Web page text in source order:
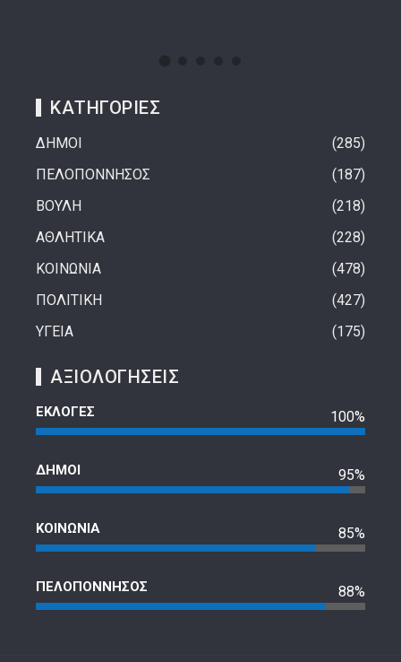
ΚΑΤΗΓΟΡΙΕΣ
ΔΗΜΟΙ
285
ΠΕΛΟΠΟΝΝΗΣΟΣ
187
ΒΟΥΛΗ
218
ΑΘΛΗΤΙΚΑ
228
ΚΟΙΝΩΝΙΑ
478
ΠΟΛΙΤΙΚΗ
427
ΥΓΕΙΑ
175
ΑΞΙΟΛΟΓΗΣΕΙΣ
ΕΚΛΟΓΕΣ 100%
ΔΗΜΟΙ 95%
ΚΟΙΝΩΝΙΑ 85%
ΠΕΛΟΠΟΝΝΗΣΟΣ 88%